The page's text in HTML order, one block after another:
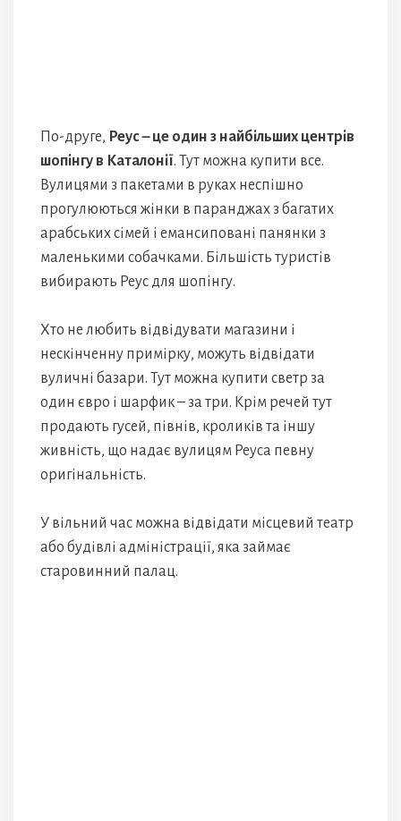
По-друге, Реус – це один з найбільших центрів
шопінгу в Каталонії. Тут можна купити все.
Вулицями з пакетами в руках неспішно
прогулюються жінки в паранджах з багатих
арабських сімей і емансиповані панянки з
маленькими собачками. Більшість туристів
вибирають Реус для шопінгу.
Хто не любить відвідувати магазини і
нескінченну примірку, можуть відвідати
вуличні базари. Тут можна купити светр за
один євро і шарфик – за три. Крім речей тут
продають гусей, півнів, кроликів та іншу
живність, що надає вулицям Реуса певну
оригінальність.
У вільний час можна відвідати місцевий театр
або будівлі адміністрації, яка займає
старовинний палац.